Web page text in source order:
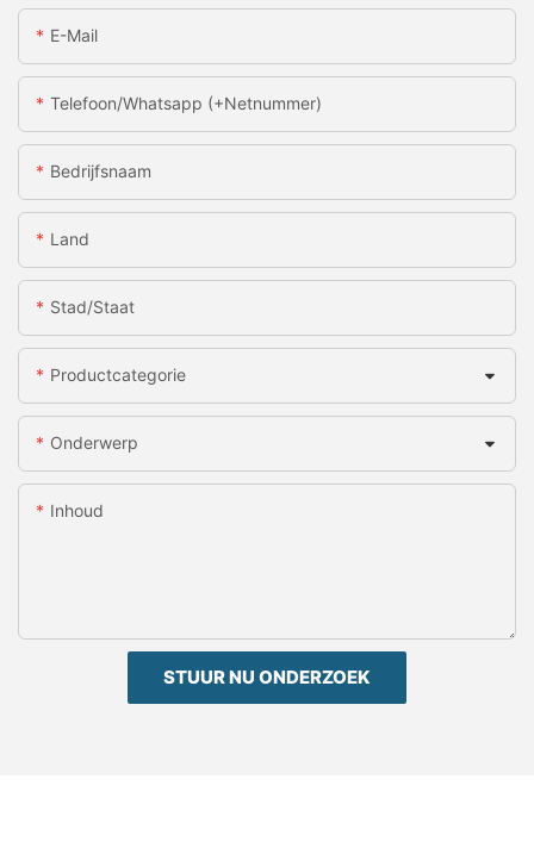
E-Mail
Telefoon/whatsapp (+netnummer)
Bedrijfsnaam
Land
Stad/staat
Productcategorie
Onderwerp
Inhoud
STUUR NU ONDERZOEK